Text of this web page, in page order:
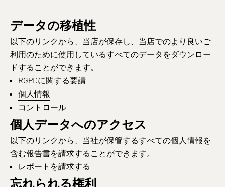
データの移植性
以下のリンクから、当店が保存し、当店でのより良いご
利用のために使用しているすべてのデータをダウンロー
ドすることができます。
RGPDに関する要請
個人情報
コントロール
個人データへのアクセス
以下のリンクから、当社が保管するすべての個人情報を
含む報告書を請求することができます。
レポートを請求する
忘れられる権利